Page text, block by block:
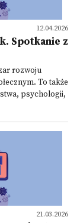
12.04.2026
Spotkanie z
rozwoju
To także
psychologii,
21.03.2026